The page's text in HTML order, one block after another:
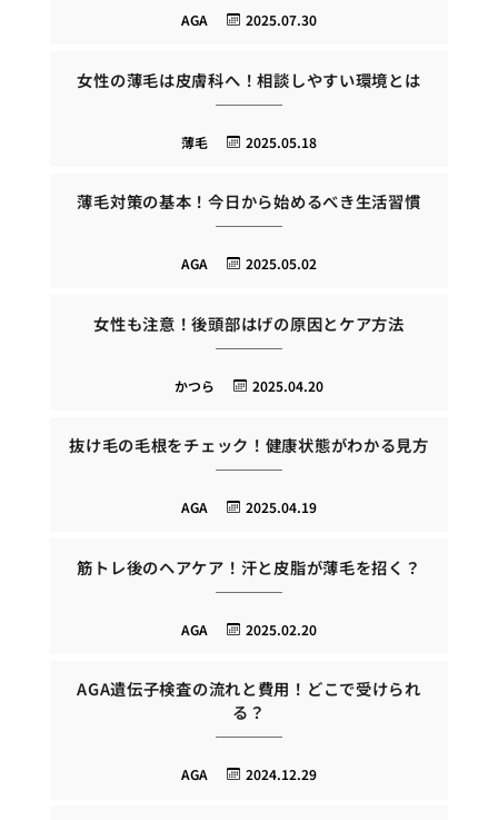
2025.07.30
AGA
女性の薄毛は皮膚科へ！相談しやすい環境とは
2025.05.18
薄毛
薄毛対策の基本！今日から始めるべき生活習慣
2025.05.02
AGA
女性も注意！後頭部はげの原因とケア方法
2025.04.20
かつら
抜け毛の毛根をチェック！健康状態がわかる見方
2025.04.19
AGA
筋トレ後のヘアケア！汗と皮脂が薄毛を招く？
2025.02.20
AGA
AGA遺伝子検査の流れと費用！どこで受けられ
る？
2024.12.29
AGA